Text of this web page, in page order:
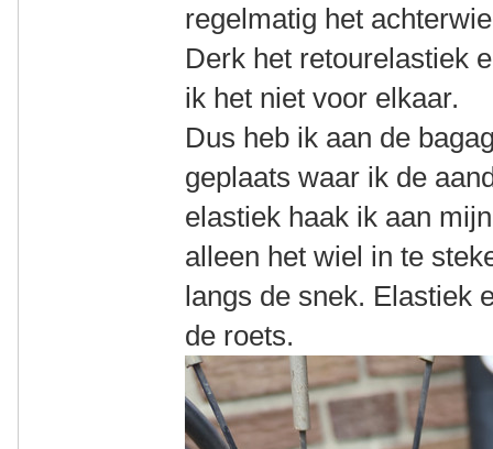
regelmatig het
Derk het retourelastiek
ik het niet voor elkaar.
Dus heb ik aan de
geplaats waar ik de
elastiek haak ik aan
alleen het wiel in te
langs de snek. Elastiek
de roets.